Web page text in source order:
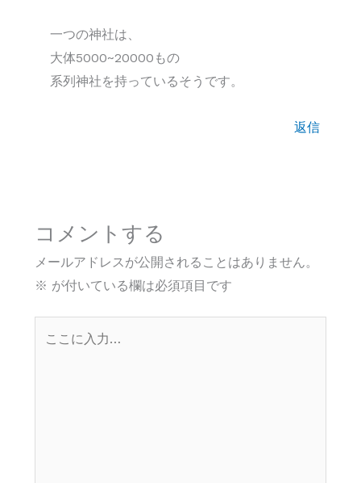
一つの神社は、
大体5000~20000もの
系列神社を持っているそうです。
返信
コメントする
メールアドレスが公開されることはありません。
※ が付いている欄は必須項目です